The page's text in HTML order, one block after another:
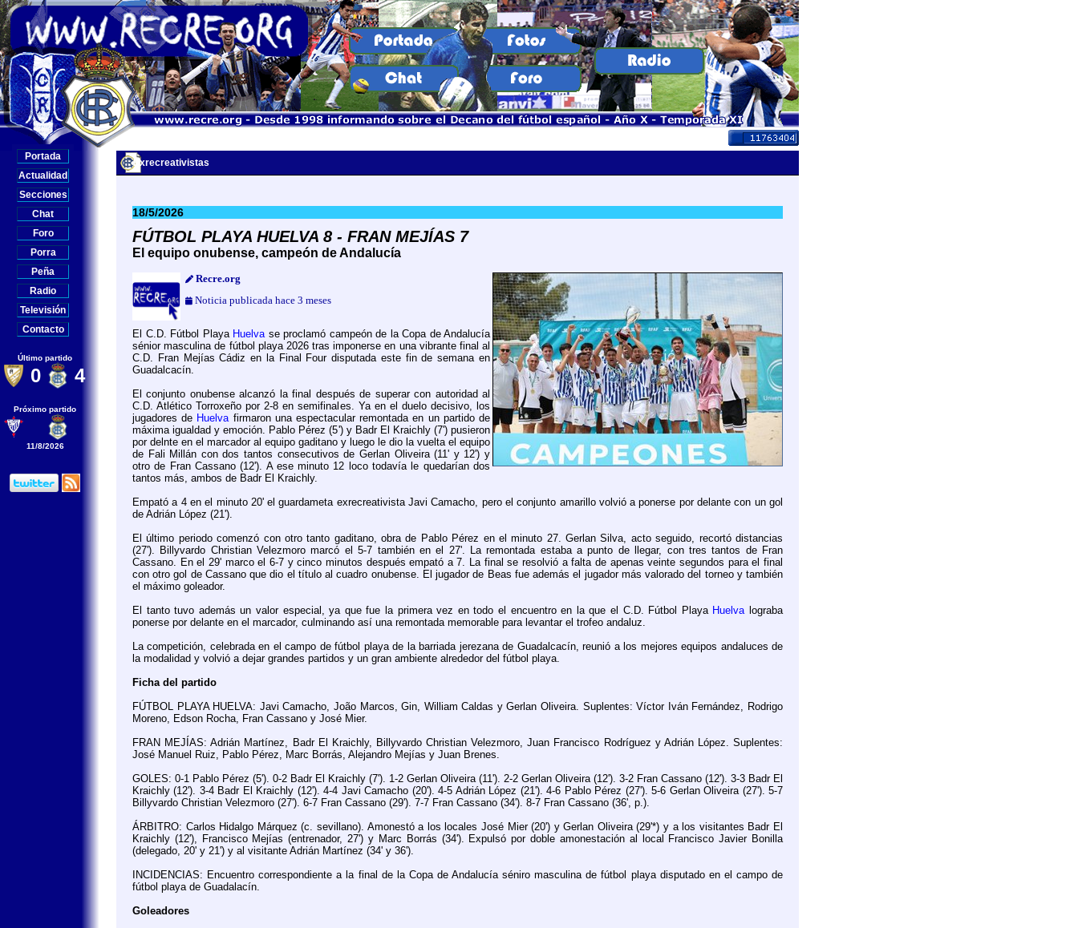
Último partido
0 4
Próximo partido
11/8/2026
Exrecreativistas
18/5/2026
FÚTBOL PLAYA HUELVA 8 - FRAN MEJÍAS 7
El equipo onubense, campeón de Andalucía
Recre.org
Noticia publicada hace 3 meses
El C.D. Fútbol Playa Huelvase proclamó campeón de la Copa de Andalucía
sénior masculina de fútbol playa 2026 tras imponerse en una vibrante final al
C.D. Fran Mejías Cádiz en la Final Four disputada este fin de semana en
Guadalcacín.
El conjunto onubense alcanzó la final después de superar con autoridad al
C.D. Atlético Torroxeño por 2-8 en semifinales. Ya en el duelo decisivo, los
jugadores de Huelvafirmaron una espectacular remontada en un partido de
máxima igualdad y emoción. Pablo Pérez (5') y Badr El Kraichly (7') pusieron
por delnte en el marcador al equipo gaditano y luego le dio la vuelta el equipo
de Fali Millán con dos tantos consecutivos de Gerlan Oliveira (11' y 12') y
otro de Fran Cassano (12'). A ese minuto 12 loco todavía le quedarían dos
tantos más, ambos de Badr El Kraichly.
Empató a 4 en el minuto 20' el guardameta exrecreativista Javi Camacho, pero el conjunto amarillo volvió a ponerse por delante con un gol
de Adrián López (21').
El último periodo comenzó con otro tanto gaditano, obra de Pablo Pérez en el minuto 27. Gerlan Silva, acto seguido, recortó distancias
(27'). Billyvardo Christian Velezmoro marcó el 5-7 también en el 27'. La remontada estaba a punto de llegar, con tres tantos de Fran
Cassano. En el 29' marco el 6-7 y cinco minutos después empató a 7. La final se resolvió a falta de apenas veinte segundos para el final
con otro gol de Cassano que dio el título al cuadro onubense. El jugador de Beas fue además el jugador más valorado del torneo y también
el máximo goleador.
El tanto tuvo además un valor especial, ya que fue la primera vez en todo el encuentro en la que el C.D. Fútbol Playa Huelvalograba
ponerse por delante en el marcador, culminando así una remontada memorable para levantar el trofeo andaluz.
La competición, celebrada en el campo de fútbol playa de la barriada jerezana de Guadalcacín, reunió a los mejores equipos andaluces de
la modalidad y volvió a dejar grandes partidos y un gran ambiente alrededor del fútbol playa.
Ficha del partido
FÚTBOL PLAYA HUELVA: Javi Camacho, João Marcos, Gin, William Caldas y Gerlan Oliveira. Suplentes: Víctor Iván Fernández, Rodrigo
Moreno, Edson Rocha, Fran Cassano y José Mier.
FRAN MEJÍAS: Adrián Martínez, Badr El Kraichly, Billyvardo Christian Velezmoro, Juan Francisco Rodríguez y Adrián López. Suplentes:
José Manuel Ruiz, Pablo Pérez, Marc Borrás, Alejandro Mejías y Juan Brenes.
GOLES: 0-1 Pablo Pérez (5'). 0-2 Badr El Kraichly (7'). 1-2 Gerlan Oliveira (11'). 2-2 Gerlan Oliveira (12'). 3-2 Fran Cassano (12'). 3-3 Badr El
Kraichly (12'). 3-4 Badr El Kraichly (12'). 4-4 Javi Camacho (20'). 4-5 Adrián López (21'). 4-6 Pablo Pérez (27'). 5-6 Gerlan Oliveira (27'). 5-7
Billyvardo Christian Velezmoro (27'). 6-7 Fran Cassano (29'). 7-7 Fran Cassano (34'). 8-7 Fran Cassano (36', p.).
ÁRBITRO: Carlos Hidalgo Márquez (c. sevillano). Amonestó a los locales José Mier (20') y Gerlan Oliveira (29'*) y a los visitantes Badr El
Kraichly (12'), Francisco Mejías (entrenador, 27') y Marc Borrás (34'). Expulsó por doble amonestación al local Francisco Javier Bonilla
(delegado, 20' y 21') y al visitante Adrián Martínez (34' y 36').
INCIDENCIAS: Encuentro correspondiente a la final de la Copa de Andalucía séniro masculina de fútbol playa disputado en el campo de
fútbol playa de Guadalacín.
Goleadores
Portada
Actualidad
Secciones
Chat
Foro
Porra
Peña
Radio
Televisión
Contacto